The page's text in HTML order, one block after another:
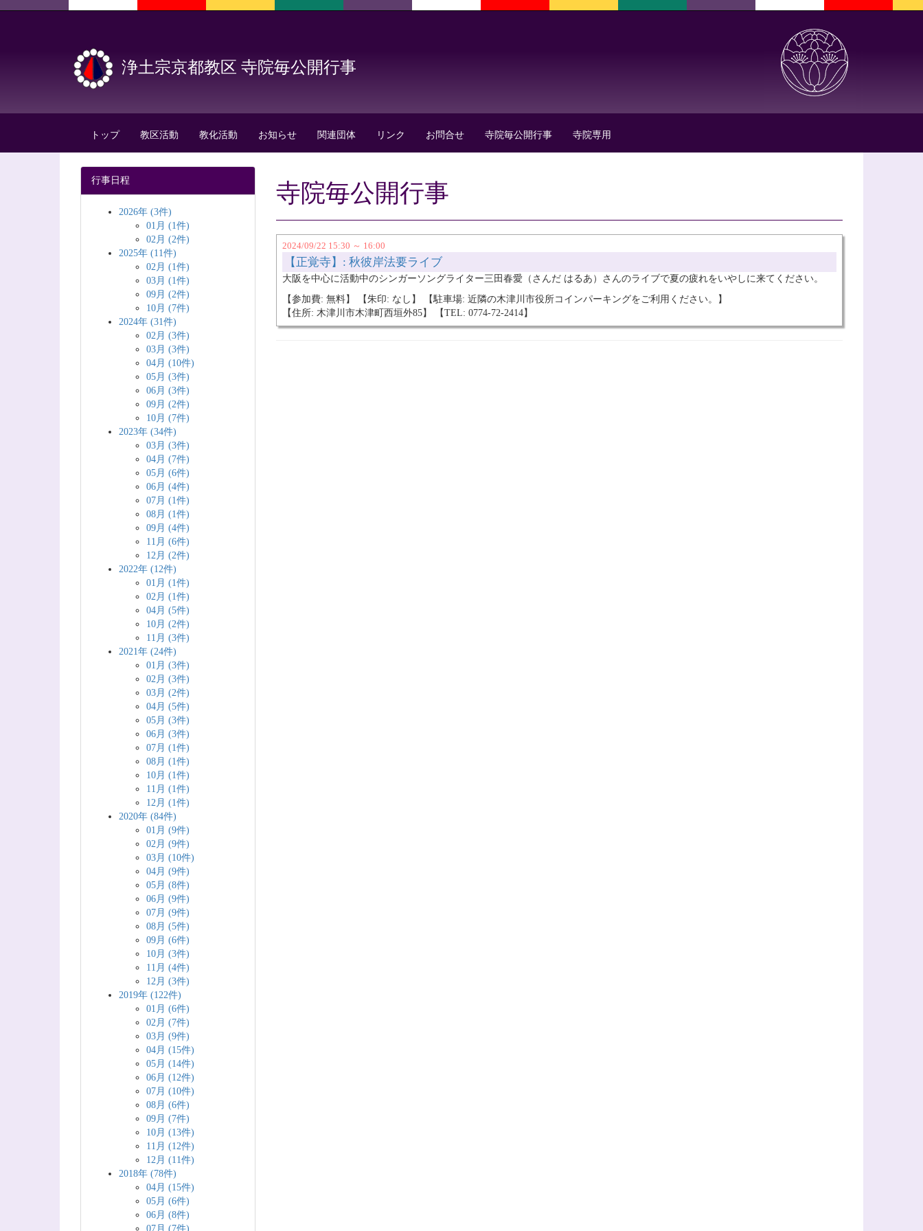
浄土宗京都教区 寺院毎公開行事
トップ 教区活動 教化活動 お知らせ 関連団体 リンク お問合せ 寺院毎公開行事 寺院専用
寺院毎公開行事
2024/09/22 15:30 ～ 16:00
【正覚寺】: 秋彼岸法要ライブ
大阪を中心に活動中のシンガーソングライター三田春愛（さんだ はるあ）さんのライブで夏の疲れをいやしに来てください。
【参加費: 無料】 【朱印: なし】 【駐車場: 近隣の木津川市役所コインパーキングをご利用ください。】
【住所: 木津川市木津町西垣外85】 【TEL: 0774-72-2414】
行事日程
2026年 (3件)
01月 (1件)
02月 (2件)
2025年 (11件)
02月 (1件)
03月 (1件)
09月 (2件)
10月 (7件)
2024年 (31件)
02月 (3件)
03月 (3件)
04月 (10件)
05月 (3件)
06月 (3件)
09月 (2件)
10月 (7件)
2023年 (34件)
03月 (3件)
04月 (7件)
05月 (6件)
06月 (4件)
07月 (1件)
08月 (1件)
09月 (4件)
11月 (6件)
12月 (2件)
2022年 (12件)
01月 (1件)
02月 (1件)
04月 (5件)
10月 (2件)
11月 (3件)
2021年 (24件)
01月 (3件)
02月 (3件)
03月 (2件)
04月 (5件)
05月 (3件)
06月 (3件)
07月 (1件)
08月 (1件)
10月 (1件)
11月 (1件)
12月 (1件)
2020年 (84件)
01月 (9件)
02月 (9件)
03月 (10件)
04月 (9件)
05月 (8件)
06月 (9件)
07月 (9件)
08月 (5件)
09月 (6件)
10月 (3件)
11月 (4件)
12月 (3件)
2019年 (122件)
01月 (6件)
02月 (7件)
03月 (9件)
04月 (15件)
05月 (14件)
06月 (12件)
07月 (10件)
08月 (6件)
09月 (7件)
10月 (13件)
11月 (12件)
12月 (11件)
2018年 (78件)
04月 (15件)
05月 (6件)
06月 (8件)
07月 (7件)